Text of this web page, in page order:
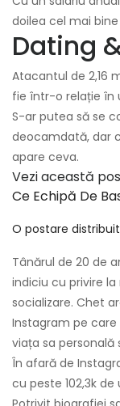
doilea cel mai
Dating
Atacantul de 2,16
fie într-o relație în
S-ar putea să se
deocamdată, dar
apare ceva.
Vezi această
Ce Echipă De
O postare
Tânărul de 20 de
indiciu cu privire
socializare. Chet
Instagram pe
viața sa personală
În afară de
cu peste 102,3k de